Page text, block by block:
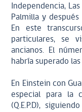
Independencia,
Palmilla y
En este
particulares, se
ancianos. El
habría superado
En Einstein con
especial para la
(Q.E.P.D),